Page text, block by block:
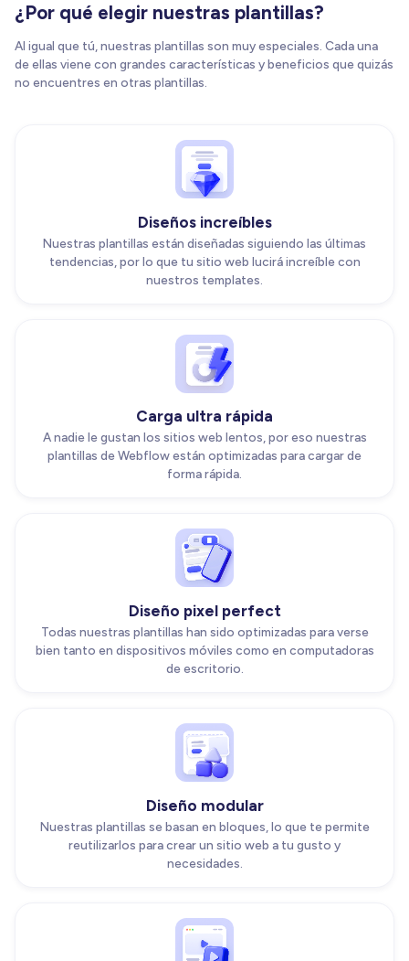
¿Por qué elegir nuestras plantillas?
Al igual que tú, nuestras plantillas son muy especiales. Cada una
de ellas viene con grandes características y beneficios que quizás
no encuentres en otras plantillas.
Diseños increíbles
Nuestras plantillas están diseñadas siguiendo las últimas
tendencias, por lo que tu sitio web lucirá increíble con
nuestros templates.
Carga ultra rápida
A nadie le gustan los sitios web lentos, por eso nuestras
plantillas de Webflow están optimizadas para cargar de
forma rápida.
Diseño pixel perfect
Todas nuestras plantillas han sido optimizadas para verse
bien tanto en dispositivos móviles como en computadoras
de escritorio.
Diseño modular
Nuestras plantillas se basan en bloques, lo que te permite
reutilizarlos para crear un sitio web a tu gusto y
necesidades.